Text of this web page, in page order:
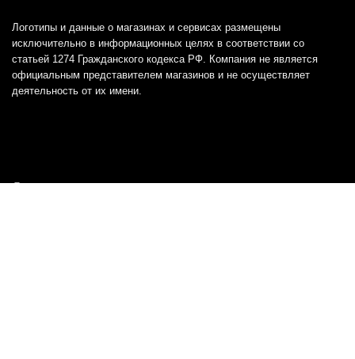
Логотипы и данные о магазинах и сервисах размещены
исключительно в информационных целях в соответствии со
статьей 1274 Гражданского кодекса РФ. Компания не является
официальным представителем магазинов и не осуществляет
деятельность от их имени.
Отказ от ответственности